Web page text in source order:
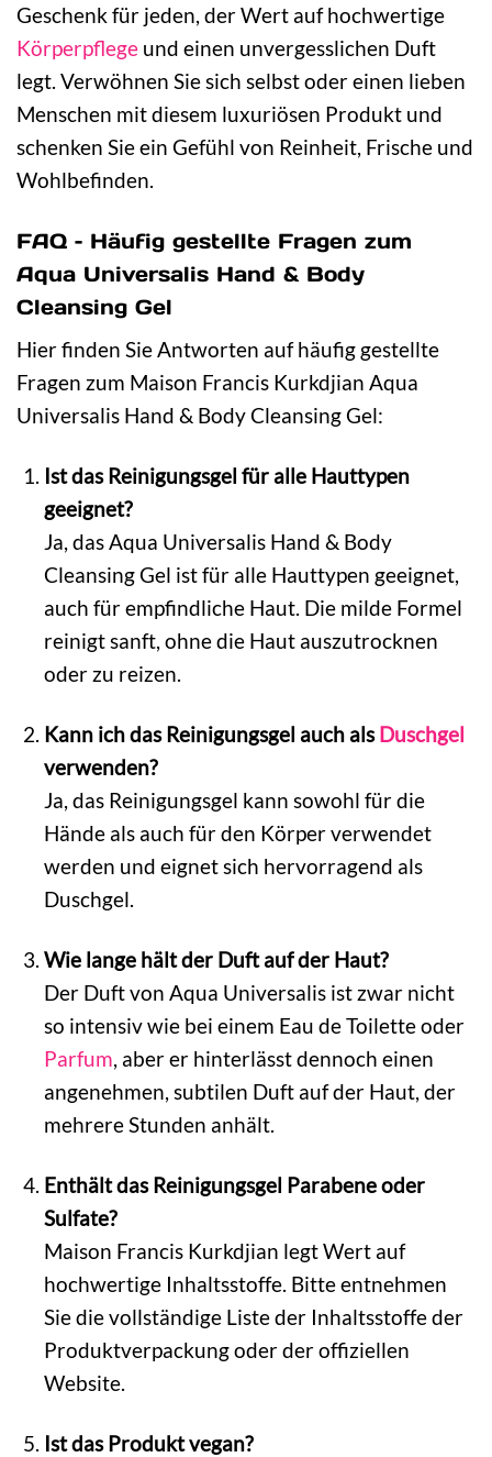
Geschenk für jeden, der Wert auf hochwertige
Körperpflege und einen unvergesslichen Duft
legt. Verwöhnen Sie sich selbst oder einen lieben
Menschen mit diesem luxuriösen Produkt und
schenken Sie ein Gefühl von Reinheit, Frische und
Wohlbefinden.
FAQ – Häufig gestellte Fragen zum
Aqua Universalis Hand & Body
Cleansing Gel
Hier finden Sie Antworten auf häufig gestellte
Fragen zum Maison Francis Kurkdjian Aqua
Universalis Hand & Body Cleansing Gel:
Ist das Reinigungsgel für alle Hauttypen
geeignet?
Ja, das Aqua Universalis Hand & Body
Cleansing Gel ist für alle Hauttypen geeignet,
auch für empfindliche Haut. Die milde Formel
reinigt sanft, ohne die Haut auszutrocknen
oder zu reizen.
Kann ich das Reinigungsgel auch alsDuschgel
verwenden?
Ja, das Reinigungsgel kann sowohl für die
Hände als auch für den Körper verwendet
werden und eignet sich hervorragend als
Duschgel.
Wie lange hält der Duft auf der Haut?
Der Duft von Aqua Universalis ist zwar nicht
so intensiv wie bei einem Eau de Toilette oder
Parfum, aber er hinterlässt dennoch einen
angenehmen, subtilen Duft auf der Haut, der
mehrere Stunden anhält.
Enthält das Reinigungsgel Parabene oder
Sulfate?
Maison Francis Kurkdjian legt Wert auf
hochwertige Inhaltsstoffe. Bitte entnehmen
Sie die vollständige Liste der Inhaltsstoffe der
Produktverpackung oder der offiziellen
Website.
Ist das Produkt vegan?